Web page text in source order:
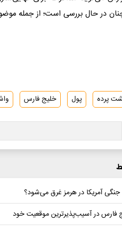
در حال بررسی است؛ از جمله
پرده پول خلیج فارس
آمریکا در هرمز غرق می‌شود؟
فارس در آسیب‌پذیرترین موقعیت خود